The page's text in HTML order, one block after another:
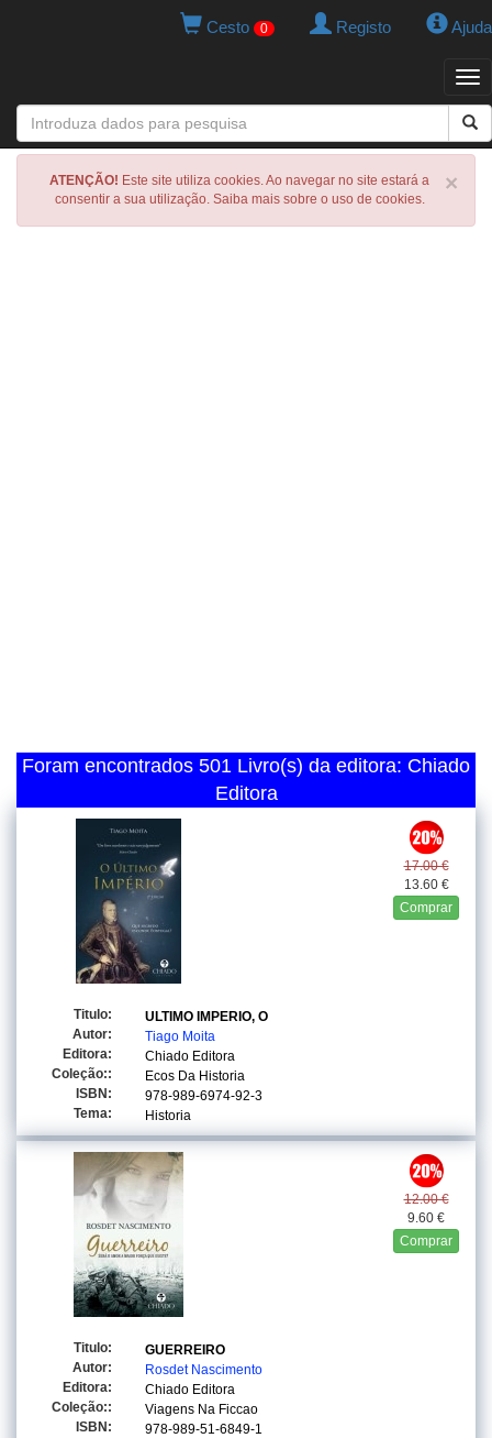
Cesto 0 Registo Ajuda
×
ATENÇÃO! Este site utiliza cookies. Ao navegar no site estará a
consentir a sua utilização. Saiba mais sobre o uso de cookies.
Foram encontrados 501 Livro(s) da editora: Chiado
Editora
17.00 €
13.60 €
Comprar
Titulo:
ULTIMO IMPERIO, O
Autor:
Tiago Moita
Editora:
Chiado Editora
Coleção::
Ecos Da Historia
ISBN:
978-989-6974-92-3
Tema:
Historia
12.00 €
9.60 €
Comprar
Titulo:
GUERREIRO
Autor:
Rosdet Nascimento
Editora:
Chiado Editora
Coleção::
Viagens Na Ficcao
ISBN:
978-989-51-6849-1